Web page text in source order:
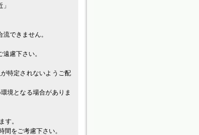
できません。
慮下さい。
特定されないようご配
境となる場合がありま
す。
をご考慮下さい。